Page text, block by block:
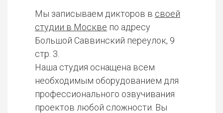
Мы записываем дикторов в своей
студии в Москве по адресу
Большой Саввинский переулок, 9
стр. 3.
Наша студия оснащена всем
необходимым оборудованием для
профессионального озвучивания
проектов любой сложности. Вы